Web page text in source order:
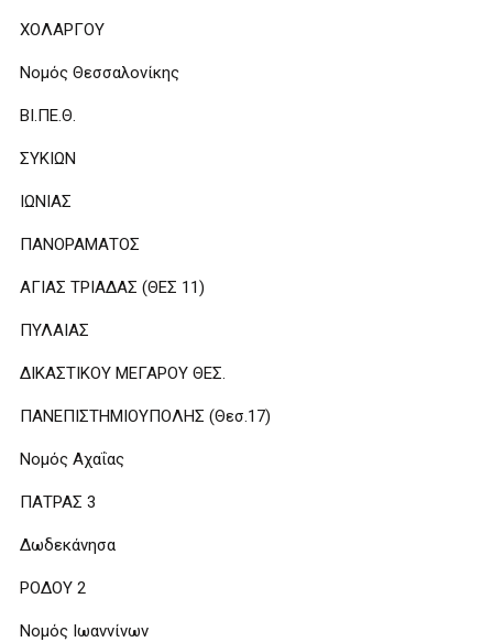
ΧΟΛΑΡΓΟΥ
Νομός Θεσσαλονίκης
ΒΙ.ΠΕ.Θ.
ΣΥΚΙΩΝ
ΙΩΝΙΑΣ
ΠΑΝΟΡΑΜΑΤΟΣ
ΑΓΙΑΣ ΤΡΙΑΔΑΣ (ΘΕΣ 11)
ΠΥΛΑΙΑΣ
ΔΙΚΑΣΤΙΚΟΥ ΜΕΓΑΡΟΥ ΘΕΣ.
ΠΑΝΕΠΙΣΤΗΜΙΟΥΠΟΛΗΣ (Θεσ.17)
Νομός Αχαΐας
ΠΑΤΡΑΣ 3
Δωδεκάνησα
ΡΟΔΟΥ 2
Νομός Ιωαννίνων